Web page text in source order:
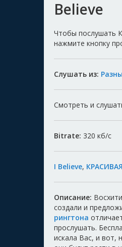
Believe
Чтобы послушать
нажмите кнопку
Слушать из:
Смотреть и
Bitrate: 320 кб/с
I Believe,
Описание:
создали и
рингтона
прослушать.
искала Вас, и вот,